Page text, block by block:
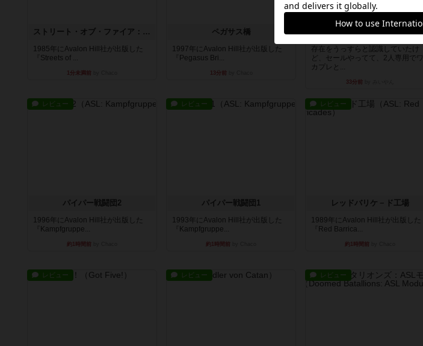
ストリート・オブ・ファイア：ASLデラックスモジュール1
1985年にAvalon Hill社が出版した
『Streets of ...
1分未満前
ペガサス橋
1997年にAvalon Hill社が出版した
『Pegasus Bri...
13分前
存在をうっすらと認識していたけ
ど、セールやってて、2人専用でワ
カプレと...
33分前
レビュー
パイパー戦闘団2
1996年にAvalon Hill社が出版した
『Kampfgruppe...
約1時間前
レビュー
パイパー戦闘団1
1993年にAvalon Hill社が出版した
『Kampfgruppe...
約1時間前
レビュー
レッドバリケ－ド工場
1989年にAvalon Hill社が出版した
『Red Barrica...
約1時間前
レビュー レビュー レビュー